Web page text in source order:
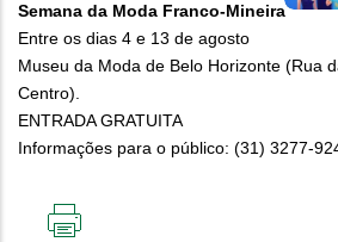
Semana da Moda Franco-Mineira
Entre os dias 4 e 13 de agosto
Museu da Moda de Belo Horizonte (Rua
Centro).
ENTRADA GRATUITA
Informações para o público: (31) 3277-